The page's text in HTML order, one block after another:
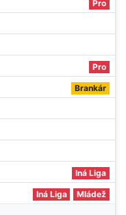
Pro
Pro
Brankár
Iná Liga
Iná Liga Mládež